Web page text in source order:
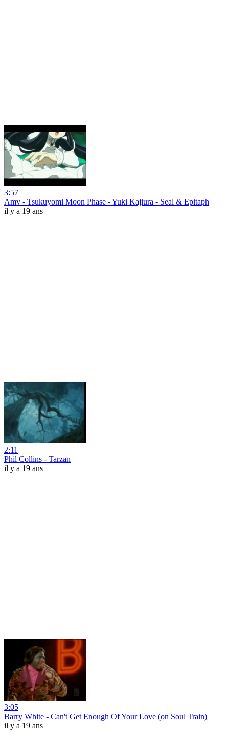
3:57
Amv - Tsukuyomi Moon Phase - Yuki Kajiura - Seal & Epitaph
il y a 19 ans
2:11
Phil Collins - Tarzan
il y a 19 ans
3:05
Barry White - Can't Get Enough Of Your Love (on Soul Train)
il y a 19 ans